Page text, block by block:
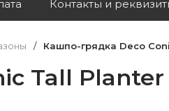
Контакты и
/ Кашпо-грядка Deco
Tall Planter